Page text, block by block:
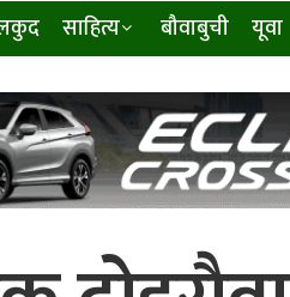
साहित्य बौवाबुची यूवा